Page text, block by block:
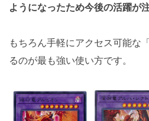
ようになったため今後の活躍が
もちろん手軽にアクセス可能な
るのが最も強い使い方です。